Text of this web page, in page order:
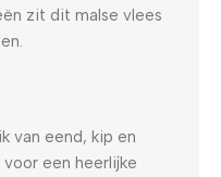
zit dit malse vlees
van eend, kip en
een heerlijke